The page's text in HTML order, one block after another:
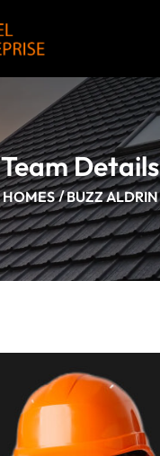
Team Details
HOMES BUZZ ALDRIN